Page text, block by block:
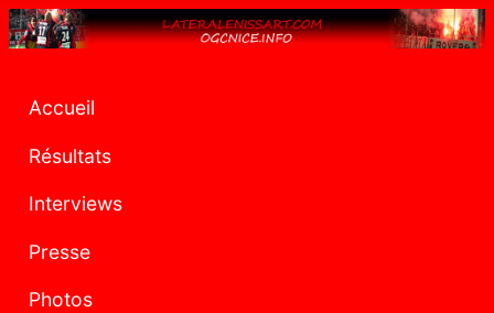
Accueil
Résultats
Interviews
Presse
Photos